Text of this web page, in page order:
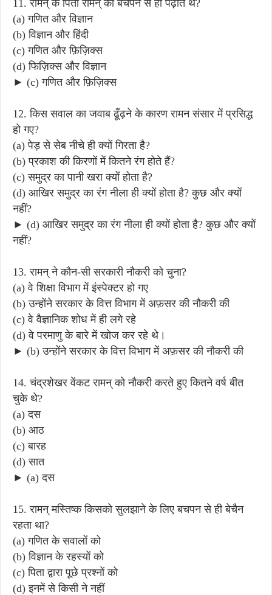
11. रामन् के पिता रामन् को बचपन से ही पढ़ाते थे?
(a) गणित और विज्ञान
(b) विज्ञान और हिंदी
(c) गणित और फ़िज़िक्स
(d) फिज़िक्स और विज्ञान
► (c) गणित और फ़िज़िक्स
12. किस सवाल का जवाब ढूँढ़ने के कारण रामन संसार में प्रसिद्ध
हो गए?
(a) पेड़ से सेब नीचे ही क्यों गिरता है?
(b) प्रकाश की किरणों में कितने रंग होते हैं?
(c) समुद्र का पानी खरा क्यों होता है?
(d) आखिर समुद्र का रंग नीला ही क्यों होता है? कुछ और क्यों
नहीं?
► (d) आखिर समुद्र का रंग नीला ही क्यों होता है? कुछ और क्यों
नहीं?
13. रामन् ने कौन-सी सरकारी नौकरी को चुना?
(a) वे शिक्षा विभाग में इंस्पेक्टर हो गए
(b) उन्होंने सरकार के वित्त विभाग में अफ़सर की नौकरी की
(c) वे वैज्ञानिक शोध में ही लगे रहे
(d) वे परमाणु के बारे में खोज कर रहे थे।
► (b) उन्होंने सरकार के वित्त विभाग में अफ़सर की नौकरी की
14. चंद्रशेखर वेंकट रामन् को नौकरी करते हुए कितने वर्ष बीत
चुके थे?
(a) दस
(b) आठ
(c) बारह
(d) सात
► (a) दस
15. रामन् मस्तिष्क किसको सुलझाने के लिए बचपन से ही बेचैन
रहता था?
(a) गणित के सवालों को
(b) विज्ञान के रहस्यों को
(c) पिता द्वारा पूछे प्रश्नों को
(d) इनमें से किसी ने नहीं